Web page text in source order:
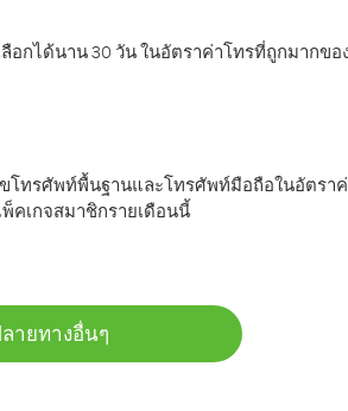
กได้นาน 30 วัน ในอัตราค่าโทรที่ถูกมากขอ
โทรศัพท์พื้นฐานและโทรศัพท์มือถือในอัตรา
เกจสมาชิกรายเดือนนี้
ายทางอื่นๆ